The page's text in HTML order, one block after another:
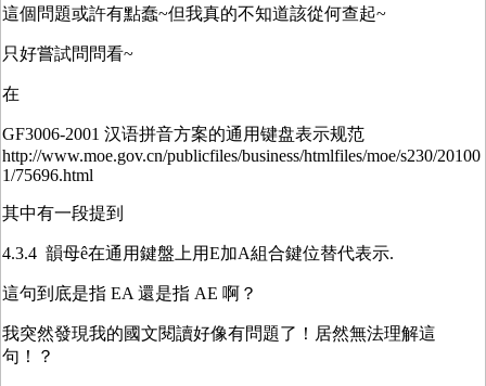
這個問題或許有點蠢~但我真的不知道該從何查起~
只好嘗試問問看~
在
GF3006-2001 汉语拼音方案的通用键盘表示规范
http://www.moe.gov.cn/publicfiles/business/htmlfiles/moe/s230/20100
1/75696.html
其中有一段提到
4.3.4 韻母ê在通用鍵盤上用E加A組合鍵位替代表示.
這句到底是指 EA 還是指 AE 啊？
我突然發現我的國文閱讀好像有問題了！居然無法理解這
句！？